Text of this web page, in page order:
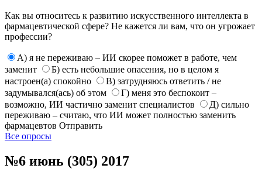
Как вы относитесь к развитию искусственного интеллекта в
фармацевтической сфере? Не кажется ли вам, что он угрожает
профессии?
А) я не переживаю – ИИ скорее поможет в работе, чем
заменит
Б) есть небольшие опасения, но в целом я
настроен(а) спокойно
В) затрудняюсь ответить / не
задумывался(ась) об этом
Г) меня это беспокоит –
возможно, ИИ частично заменит специалистов
Д) сильно
переживаю – считаю, что ИИ может полностью заменить
фармацевтов Отправить
Все опросы
№6 июнь (305) 2017